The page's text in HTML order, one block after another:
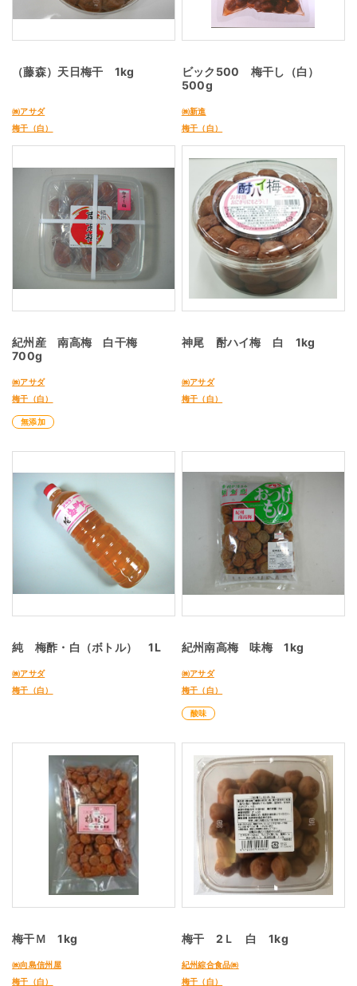
（藤森）天日梅干 1kg
㈱アサダ
梅干（白）
ビック500 梅干し（白）
500g
㈱新進
梅干（白）
紀州産 南高梅 白干梅
700g
㈱アサダ
梅干（白）
無添加
神尾 酎ハイ梅 白 1kg
㈱アサダ
梅干（白）
純 梅酢・白（ボトル） 1L
㈱アサダ
梅干（白）
紀州南高梅 味梅 1kg
㈱アサダ
梅干（白）
酸味
梅干Ｍ 1kg
㈱向島信州屋
梅干（白）
梅干 2Ｌ 白 1kg
紀州綜合食品㈱
梅干（白）